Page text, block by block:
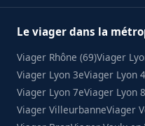
Le viager dans la
Viager Rhône (69)Viager
Viager Lyon 3eViager Lyon
Viager Lyon 7eViager Lyon
Viager VilleurbanneViager